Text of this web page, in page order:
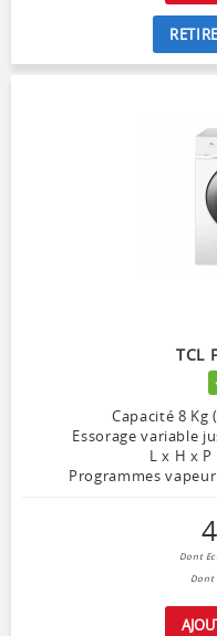
TCL
Capacité 8 Kg
Essorage variable
L x H x P
Programmes
Dont
Dont